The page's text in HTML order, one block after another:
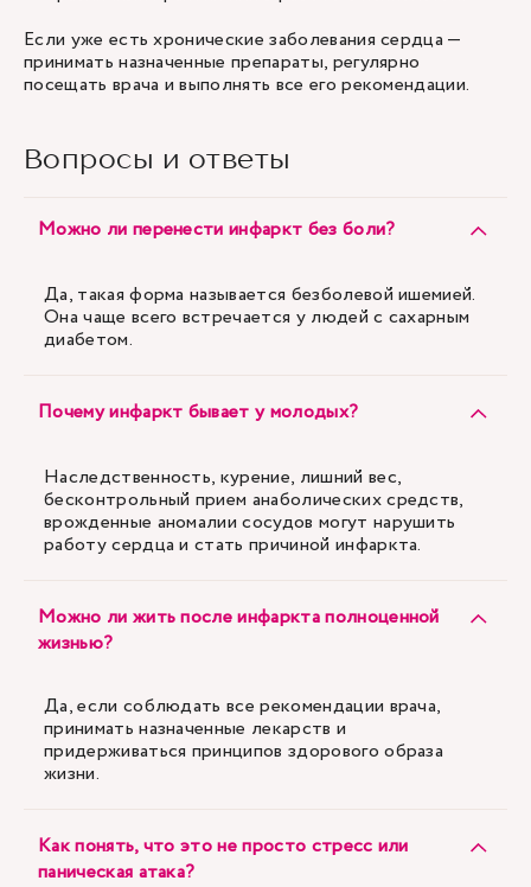
Если уже есть хронические заболевания сердца —
принимать назначенные препараты, регулярно
посещать врача и выполнять все его рекомендации.
Вопросы и ответы
Можно ли перенести инфаркт без боли?
Да, такая форма называется безболевой ишемией.
Она чаще всего встречается у людей с сахарным
диабетом.
Почему инфаркт бывает у молодых?
Наследственность, курение, лишний вес,
бесконтрольный прием анаболических средств,
врожденные аномалии сосудов могут нарушить
работу сердца и стать причиной инфаркта.
Можно ли жить после инфаркта полноценной
жизнью?
Да, если соблюдать все рекомендации врача,
принимать назначенные лекарств и
придерживаться принципов здорового образа
жизни.
Как понять, что это не просто стресс или
паническая атака?